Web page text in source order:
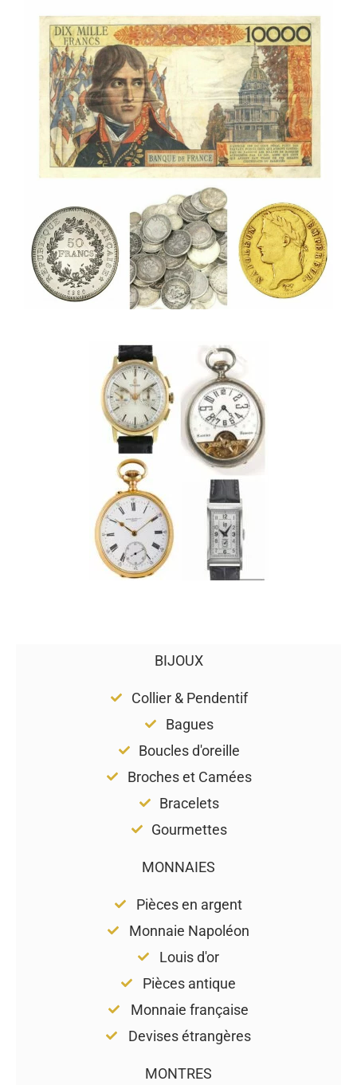
BIJOUX
Collier & Pendentif
Bagues
Boucles d'oreille
Broches et Camées
Bracelets
Gourmettes
MONNAIES
Pièces en argent
Monnaie Napoléon
Louis d'or
Pièces antique
Monnaie française
Devises étrangères
MONTRES